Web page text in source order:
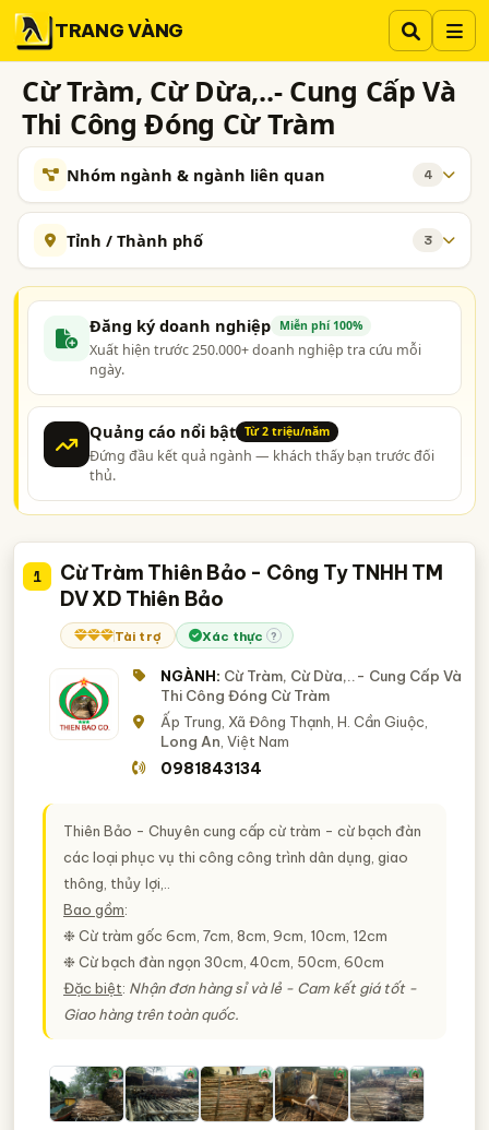
TRANG VÀNG
Cừ Tràm, Cừ Dừa,..- Cung Cấp Và
Thi Công Đóng Cừ Tràm
Nhóm ngành & ngành liên quan 4
Gia Cố Nền Móng - Máy Móc Và Thiết Bị18
Cọc Tre, Cọc Tre Xây Dựng
Tỉnh / Thành phố 3
TP. Hồ Chí Minh (TPHCM) Đồng Tháp Long An
Đăng ký doanh nghiệp Miễn phí 100%
Xuất hiện trước 250.000+ doanh nghiệp tra cứu mỗi
ngày.
Quảng cáo nổi bật Từ 2 triệu/năm
Đứng đầu kết quả ngành — khách thấy bạn trước đối
thủ.
1
Cừ Tràm Thiên Bảo - Công Ty TNHH TM
DV XD Thiên Bảo
Tài trợ Xác thực ?
NGÀNH: Cừ Tràm, Cừ Dừa,..- Cung Cấp Và
Thi Công Đóng Cừ Tràm
Ấp Trung, Xã Đông Thạnh, H. Cần Giuộc,
Long An , Việt Nam
0981843134
Thiên Bảo - Chuyên cung cấp cừ tràm - cừ bạch đàn
các loại phục vụ thi công công trình dân dụng, giao
thông, thủy lợi,..
Bao gồm:
❉ Cừ tràm gốc 6cm, 7cm, 8cm, 9cm, 10cm, 12cm
❉ Cừ bạch đàn ngọn 30cm, 40cm, 50cm, 60cm
Đặc biệt: Nhận đơn hàng sỉ và lẻ - Cam kết giá tốt -
Giao hàng trên toàn quốc.